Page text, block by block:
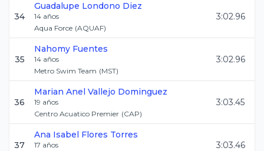
34
Guadalupe Londono Diez
14 años
Aqua Force (AQUAF)
3:02.96
35
Nahomy Fuentes
14 años
Metro Swim Team (MST)
3:02.96
36
Marian Anel Vallejo Dominguez
19 años
Centro Acuatico Premier (CAP)
3:03.45
37
Ana Isabel Flores Torres
17 años
3:03.46